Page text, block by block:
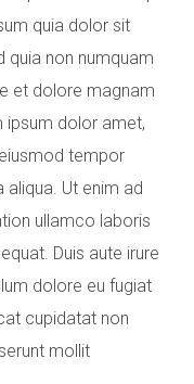
quia dolor sit
quia non numquam
et dolore magnam
ipsum dolor amet,
tempor
Ut enim ad
ullamco laboris
Duis aute irure
dolore eu fugiat
cupidatat non
mollit